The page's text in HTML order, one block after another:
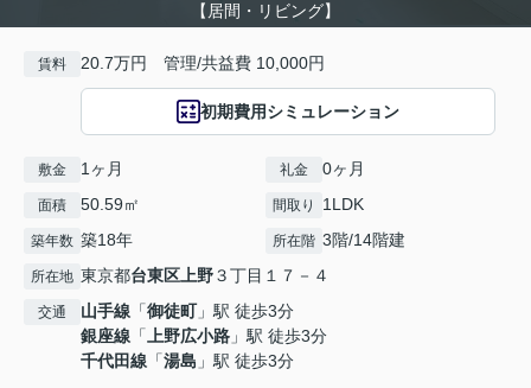
【居間・リビング】
賃料 20.7万円 管理/共益費 10,000円
初期費用シミュレーション
敷金 1ヶ月 礼金 0ヶ月
面積 50.59㎡ 間取り 1LDK
築年数 築18年 所在階 3階/14階建
所在地 東京都台東区上野３丁目１７－４
交通 山手線 「御徒町」駅 徒歩3分
銀座線 「上野広小路 」駅 徒歩3分
千代田線 「湯島 」駅 徒歩3分